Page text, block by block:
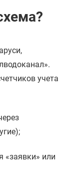
учета
«заявки» или